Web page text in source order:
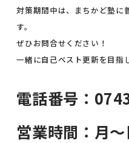
対策期間中は、まちかど塾に
す。
ぜひお問合せください！
一緒に自己ベスト更新を目指
電話番号：
営業時間：月